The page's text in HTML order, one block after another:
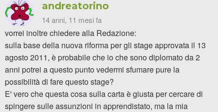
andreatorino
14 anni, 11 mesi fa
vorrei inoltre chiedere alla Redazione:
sulla base della nuova riforma per gli stage approvata il 13
agosto 2011, è probabile che io che sono diplomato da 2
anni potrei a questo punto vedermi sfumare pure la
possibilità di fare questo stage?
E' vero che questa cosa sulla carta è giusta per cercare di
spingere sulle assunzioni in apprendistato, ma la mia